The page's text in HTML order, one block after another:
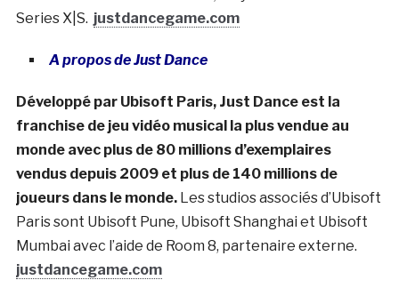
Series X|S. justdancegame.com
A propos de Just Dance
Développé par Ubisoft Paris, Just Dance est la
franchise de jeu vidéo musical la plus vendue au
monde avec plus de 80 millions d’exemplaires
vendus depuis 2009 et plus de 140 millions de
joueurs dans le monde.Les studios associés d’Ubisoft
Paris sont Ubisoft Pune, Ubisoft Shanghai et Ubisoft
Mumbai avec l’aide de Room 8, partenaire externe.
justdancegame.com